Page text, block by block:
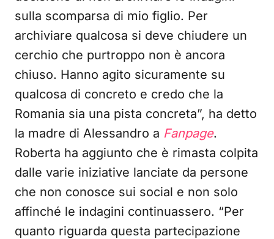
sulla scomparsa di mio figlio. Per
archiviare qualcosa si deve chiudere un
cerchio che purtroppo non è ancora
chiuso. Hanno agito sicuramente su
qualcosa di concreto e credo che la
Romania sia una pista concreta”, ha detto
la madre di Alessandro a Fanpage.
Roberta ha aggiunto che è rimasta colpita
dalle varie iniziative lanciate da persone
che non conosce sui social e non solo
affinché le indagini continuassero. “Per
quanto riguarda questa partecipazione